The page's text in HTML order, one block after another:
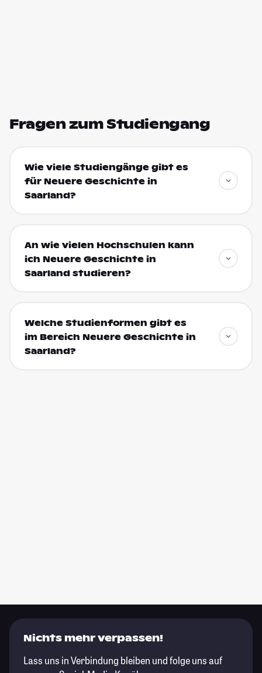
Fragen zum Studiengang
Wie viele Studiengänge gibt es
für Neuere Geschichte in
Saarland?
An wie vielen Hochschulen kann
ich Neuere Geschichte in
Saarland studieren?
Welche Studienformen gibt es
im Bereich Neuere Geschichte in
Saarland?
Nichts mehr verpassen!
Lass uns in Verbindung bleiben und folge uns auf